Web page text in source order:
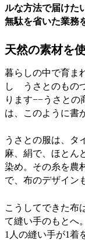
ルな方法で届けた
無駄を省いた業務
天然の素材を
暮らしの中で育ま
し うさとのもの
ります−−うさとの
は、このように書
うさとの服は、タ
麻、絹で、ほとん
染め。その糸を農
で、布のデザイン
こうしてできた布
て縫い手のもとへ
1人の縫い手が1着